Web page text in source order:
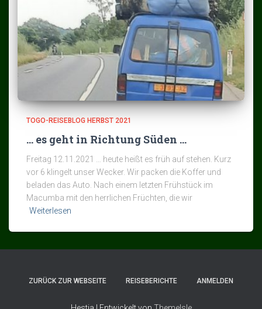
TOGO-REISEBLOG HERBST 2021
… es geht in Richtung Süden …
Freitag 12.11.2021 … heute heißt es früh auf stehen. Kurz
vor 6 klingelt unser Wecker. Wir packen die Koffer und
beladen das Auto. Nach einem letzten Frühstück im
Macumba mit den herrlichen Früchten, die wir
Weiterlesen
ZURÜCK ZUR WEBSEITE REISEBERICHTE ANMELDEN